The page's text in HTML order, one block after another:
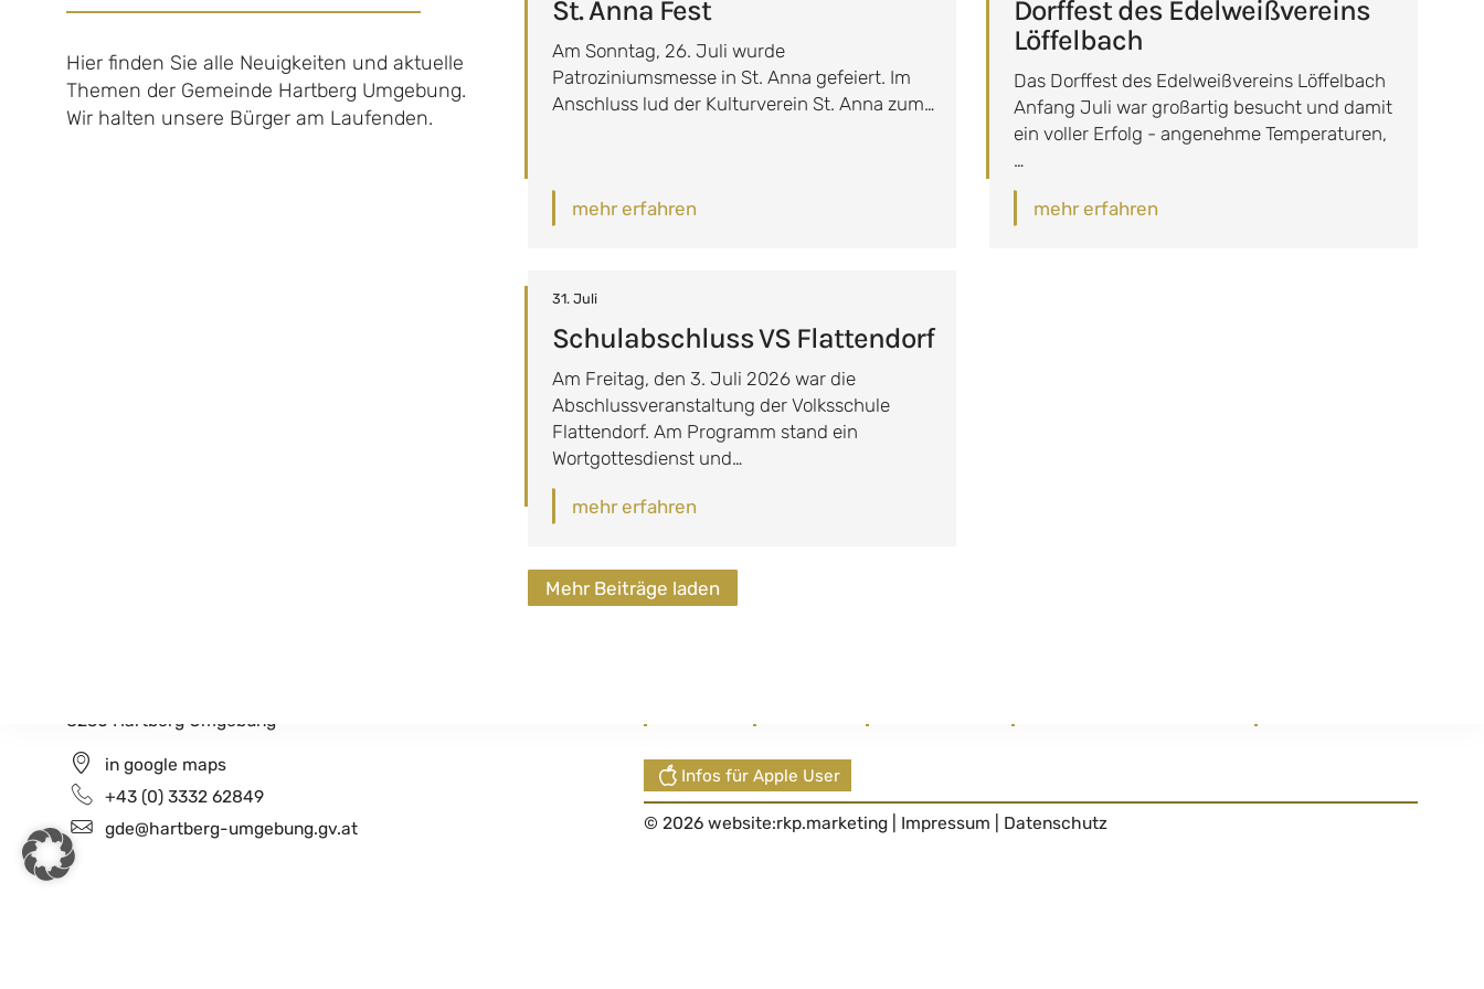
Hier finden Sie alle Neuigkeiten und aktuelle
Themen der Gemeinde Hartberg Umgebung.
Wir halten unsere Bürger am Laufenden.
St. Anna Fest
Am Sonntag, 26. Juli wurde
Patroziniumsmesse in St. Anna gefeiert. Im
Anschluss lud der Kulturverein St. Anna zum…
mehr erfahren
Dorffest des Edelweißvereins
Löffelbach
Das Dorffest des Edelweißvereins Löffelbach
Anfang Juli war großartig besucht und damit
ein voller Erfolg - angenehme Temperaturen,
…
mehr erfahren
31. Juli
Schulabschluss VS Flattendorf
Am Freitag, den 3. Juli 2026 war die
Abschlussveranstaltung der Volksschule
Flattendorf. Am Programm stand ein
Wortgottesdienst und…
mehr erfahren
Mehr Beiträge laden
8230 Hartberg Umgebung
in google maps
+43 (0) 3332 62849
gde@hartberg-umgebung.gv.at
Infos für Apple User
© 2026 website:rkp.marketing| Impressum Datenschutz